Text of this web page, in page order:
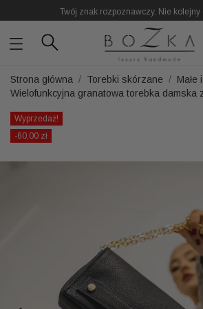
Twój znak rozpoznawczy. Nie kolejny
Strona główna Torebki skórzane
Małe
Wielofunkcyjna granatowa torebka damska
Wyprzedaż!
-60,00 zł